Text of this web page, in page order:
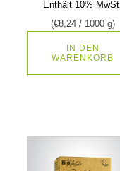
Enthält 10% MwSt.
(€8,24/ 1000 g)
IN DEN
WARENKORB